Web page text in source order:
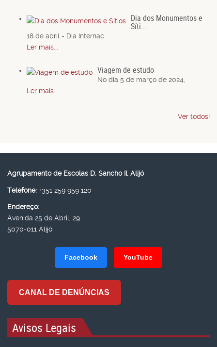
Dia dos Monumentos e
Síti...
18 de abril - Dia Internac
Ler mais...
Viagem de estudo
No dia 5 de março de 2024,
Ler mais...
Ver todos!
Agrupamento de Escolas D. Sancho II, Alijó
Telefone: +351 259 959 120
Endereço:
Avenida 25 de Abril, 29
5070-011 Alijó
Facebook YouTube
CANAL DE DENÚNCIAS
Avisos Legais